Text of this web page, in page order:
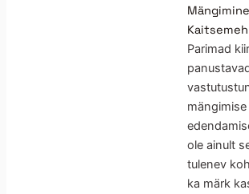
Parimad
mängimise
ole ainult
tulenev
ka märk